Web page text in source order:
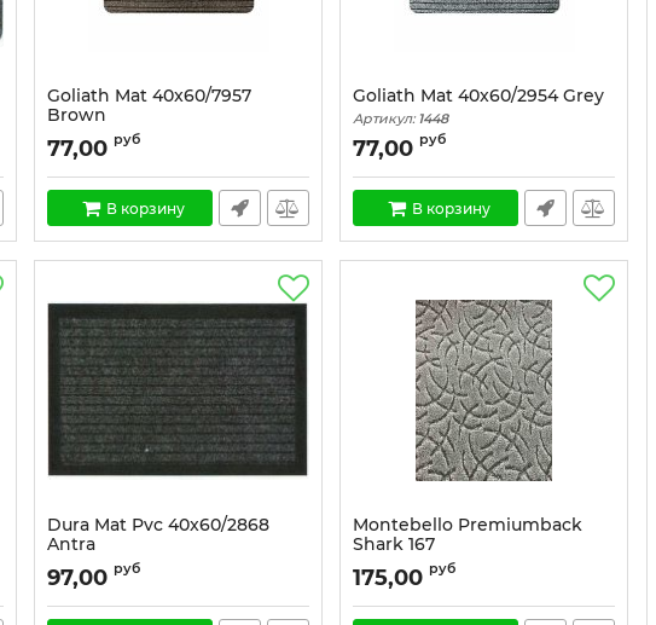
Goliath Mat 40x60/7957
Brown
Артикул: 1451
77,00 руб
В корзину
Goliath Mat 40x60/2954 Grey
Артикул: 1448
77,00 руб
В корзину
Dura Mat Pvc 40x60/2868
Antra
Артикул: 1446
97,00 руб
Montebello Premiumback
Shark 167
Артикул: 1462
175,00 руб